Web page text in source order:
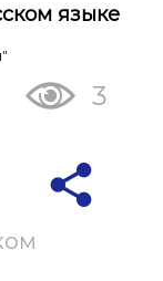
языке
3